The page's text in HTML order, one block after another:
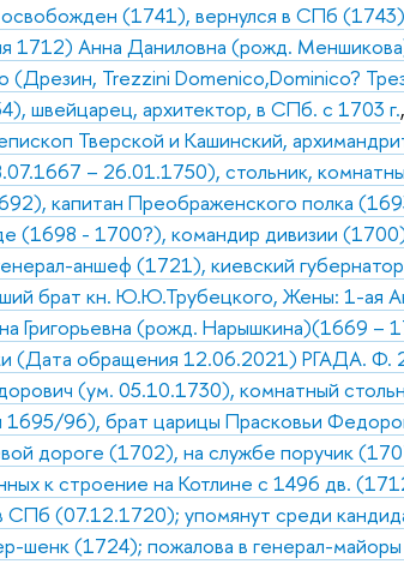
освобожден (1741), вернулся в СПб
1712) Анна Даниловна (рожд.
(Дрезин, Trezzini Domenico,Dominico?
швейцарец, архитектор, в СПб. с 1703 г.
Тверской и Кашинский,
– 26.01.1750), стольник,
капитан Преображенского полка
(1698 - 1700?), командир дивизии
аншеф (1721), киевский
брат кн. Ю.Ю.Трубецкого, Жены: 1-ая
Григорьевна (рожд. Нарышкина)(1669 –
(Дата обращения 12.06.2021) РГАДА.
(ум. 05.10.1730), комнатный
1695/96), брат царицы Прасковьи
дороге (1702), на службе поручик
к строение на Котлине с 1496 дв.
СПб (07.12.1720); упомянут среди
шенк (1724); пожалова в генерал-майоры